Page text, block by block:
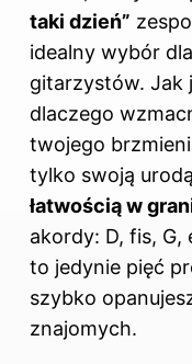
taki dzień”
idealny wybór
gitarzystów. Jak
dlaczego
twojego
tylko swoją
łatwością w
akordy: D, fis,
to jedynie pięć
szybko
znajomych.